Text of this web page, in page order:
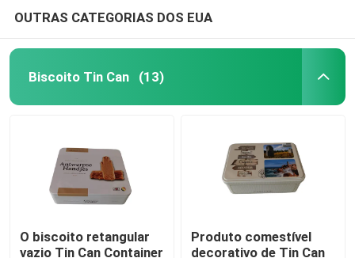
Para casa
Produtos
Vídeos
OUTRAS CATEGORIAS DOS EUA
Biscoito Tin Can (13)
O biscoito retangular
vazio Tin Can Container
Produto comestível
decorativo de Tin Can